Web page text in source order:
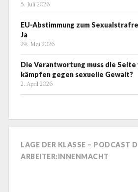
5. Juli 2026
EU-Abstimmung zum
Ja
29. Mai 2026
Die Verantwortung muss die
kämpfen gegen sexuelle Gewalt?
2. April 2026
LAGE DER KLASSE – PODCAST
ARBEITER:INNENMACHT